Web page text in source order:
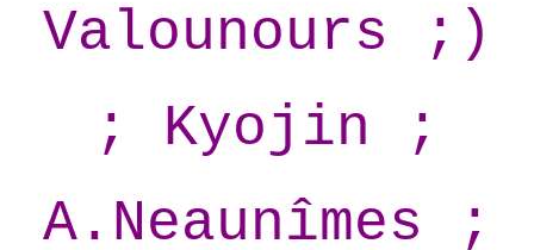
Valounours ;)
; Kyojin ;
A.Neaunîmes ;